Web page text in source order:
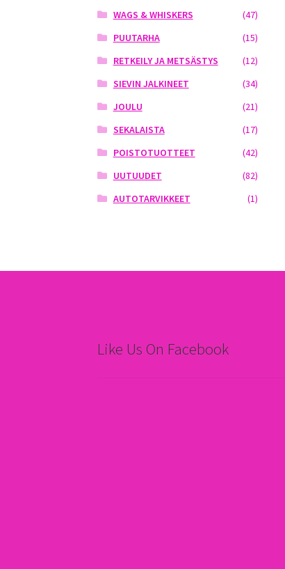
WAGS & WHISKERS
(47)
PUUTARHA
(15)
RETKEILY JA METSÄSTYS
(12)
SIEVIN JALKINEET
(34)
JOULU
(21)
SEKALAISTA
(17)
POISTOTUOTTEET
(42)
UUTUUDET
(82)
AUTOTARVIKKEET
(1)
Like Us On Facebook